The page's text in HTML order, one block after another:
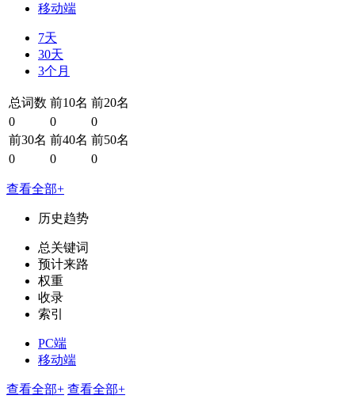
移动端
7天
30天
3个月
总词数 前10名 前20名
0
0
0
前30名 前40名 前50名
0
0 0
查看全部+
历史趋势
总关键词
预计来路
权重
收录
索引
PC端
移动端
查看全部+ 查看全部+